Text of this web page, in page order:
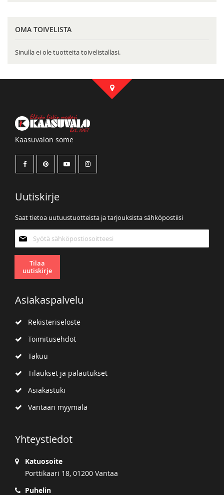
OMA TOIVELISTA
Sinulla ei ole tuotteita toivelistallasi.
Kaasuvalon some
Uutiskirje
Saat tietoa uutuustuotteista ja tarjouksista sähköpostiisi
uutiskirjeemme:
Tilaa
uutiskirje
Asiakaspalvelu
Rekisteriseloste
Toimitusehdot
Takuu
Tilaukset ja palautukset
Asiakastuki
Vantaan myymälä
Yhteystiedot
Katuosoite
Porttikaari 18, 01200 Vantaa
Puhelin